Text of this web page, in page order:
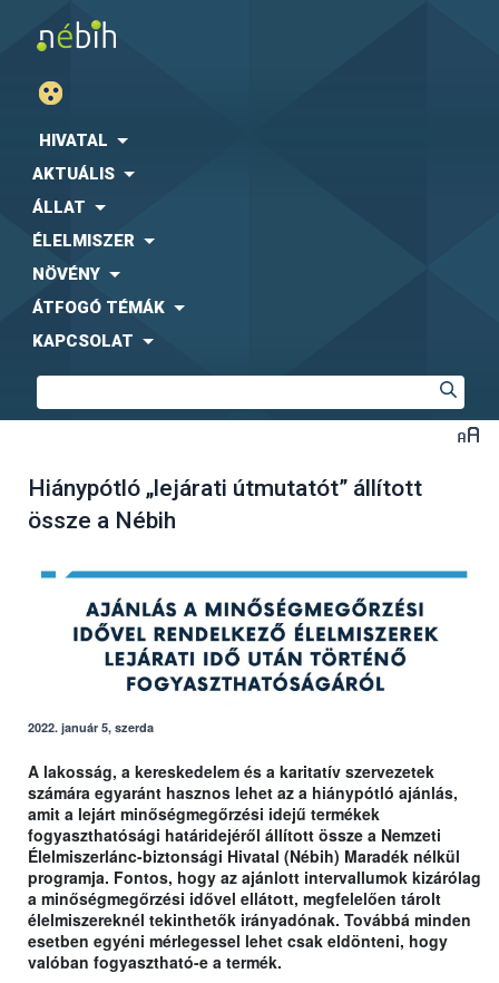
HIVATAL
AKTUÁLIS
ÁLLAT
ÉLELMISZER
NÖVÉNY
ÁTFOGÓ TÉMÁK
KAPCSOLAT
Hiánypótló „lejárati útmutatót” állított
össze a Nébih
2022. január 5, szerda
A lakosság, a kereskedelem és a karitatív szervezetek
számára egyaránt hasznos lehet az a hiánypótló ajánlás,
amit a lejárt minőségmegőrzési idejű termékek
fogyaszthatósági határidejéről állított össze a Nemzeti
Élelmiszerlánc-biztonsági Hivatal (Nébih) Maradék nélkül
programja. Fontos, hogy az ajánlott intervallumok kizárólag
a minőségmegőrzési idővel ellátott, megfelelően tárolt
élelmiszereknél tekinthetők irányadónak. Továbbá minden
esetben egyéni mérlegessel lehet csak eldönteni, hogy
valóban fogyasztható-e a termék.